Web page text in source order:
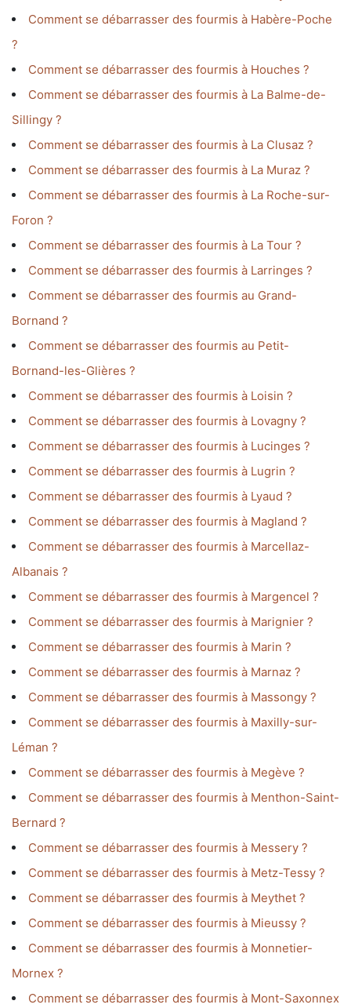
Comment se débarrasser des fourmis à Habère-Poche
?
Comment se débarrasser des fourmis à Houches ?
Comment se débarrasser des fourmis à La Balme-de-
Sillingy ?
Comment se débarrasser des fourmis à La Clusaz ?
Comment se débarrasser des fourmis à La Muraz ?
Comment se débarrasser des fourmis à La Roche-sur-
Foron ?
Comment se débarrasser des fourmis à La Tour ?
Comment se débarrasser des fourmis à Larringes ?
Comment se débarrasser des fourmis au Grand-
Bornand ?
Comment se débarrasser des fourmis au Petit-
Bornand-les-Glières ?
Comment se débarrasser des fourmis à Loisin ?
Comment se débarrasser des fourmis à Lovagny ?
Comment se débarrasser des fourmis à Lucinges ?
Comment se débarrasser des fourmis à Lugrin ?
Comment se débarrasser des fourmis à Lyaud ?
Comment se débarrasser des fourmis à Magland ?
Comment se débarrasser des fourmis à Marcellaz-
Albanais ?
Comment se débarrasser des fourmis à Margencel ?
Comment se débarrasser des fourmis à Marignier ?
Comment se débarrasser des fourmis à Marin ?
Comment se débarrasser des fourmis à Marnaz ?
Comment se débarrasser des fourmis à Massongy ?
Comment se débarrasser des fourmis à Maxilly-sur-
Léman ?
Comment se débarrasser des fourmis à Megève ?
Comment se débarrasser des fourmis à Menthon-Saint-
Bernard ?
Comment se débarrasser des fourmis à Messery ?
Comment se débarrasser des fourmis à Metz-Tessy ?
Comment se débarrasser des fourmis à Meythet ?
Comment se débarrasser des fourmis à Mieussy ?
Comment se débarrasser des fourmis à Monnetier-
Mornex ?
Comment se débarrasser des fourmis à Mont-Saxonnex